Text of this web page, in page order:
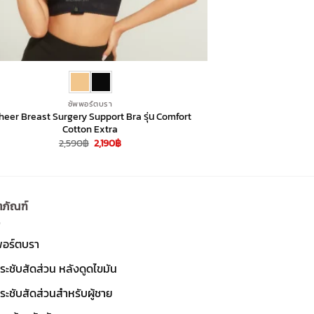
ซัพพอร์ตบรา
Breast Surgery Support Bra รุ่น Comfort
Cotton Extra
2,590฿ Original
price
2,190฿Current
ภัณฑ์
ร์ตบรา
ะชับสัดส่วน หลังดูดไขมัน
ะชับสัดส่วนสำหรับผู้ชาย